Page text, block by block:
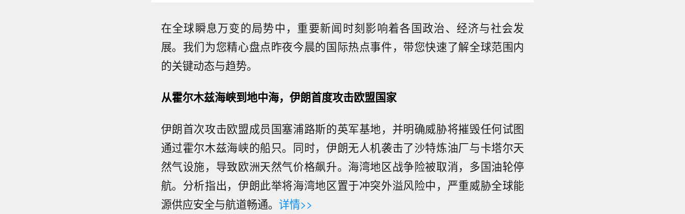
在全球瞬息万变的局势中，重要新闻时刻影响着各国政治、经济与社会发
展。我们为您精心盘点昨夜今晨的国际热点事件，带您快速了解全球范围内
的关键动态与趋势。
从霍尔木兹海峡到地中海，伊朗首度攻击欧盟国家
伊朗首次攻击欧盟成员国塞浦路斯的英军基地，并明确威胁将摧毁任何试图
通过霍尔木兹海峡的船只。同时，伊朗无人机袭击了沙特炼油厂与卡塔尔天
然气设施，导致欧洲天然气价格飙升。海湾地区战争险被取消，多国油轮停
航。分析指出，伊朗此举将海湾地区置于冲突外溢风险中，严重威胁全球能
源供应安全与航道畅通。 详情>>